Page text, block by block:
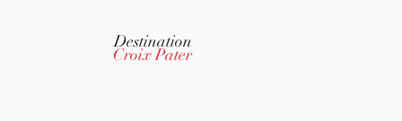
Destination
Croix Pater